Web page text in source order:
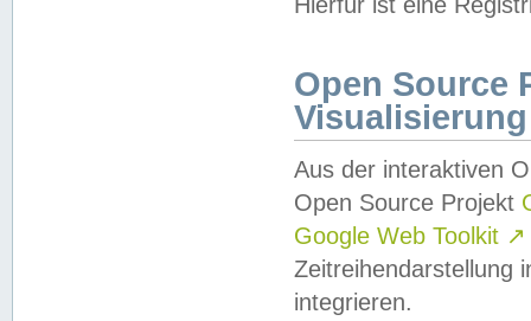
Open Source
Visualisierung
Aus der interaktiven
Open Source Projekt
Google Web Toolkit ↗
Zeitreihendarstellung
integrieren.